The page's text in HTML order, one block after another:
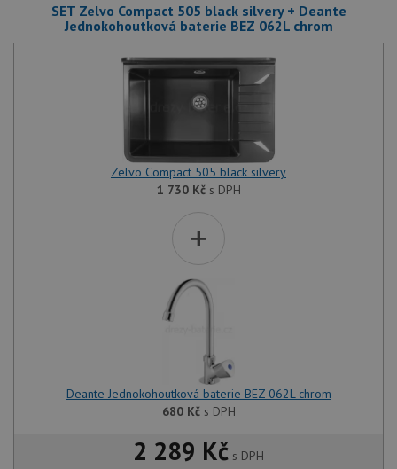
SET Zelvo Compact 505 black silvery + Deante
Jednokohoutková baterie BEZ 062L chrom
Zelvo Compact 505 black silvery
1 730 Kčs DPH
+
Deante Jednokohoutková baterie BEZ 062L chrom
680 Kčs DPH
2 289 Kč s DPH